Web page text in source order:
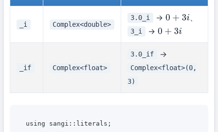
_i Complex<double>
3.0_i → 0 +3 i
3_i → 0 +3 i
_if Complex<float>
3.0_if →
Complex<float>(0,
3)
using sangi::literals;